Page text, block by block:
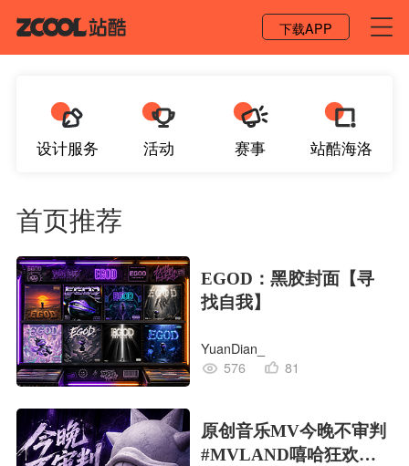
下载APP
设计服务 活动 赛事 站酷海洛
首页推荐
EGOD：黑胶封面【寻
找自我】
YuanDian_
576
81
原创音乐MV今晚不审判
#MVLAND嘻哈狂欢派